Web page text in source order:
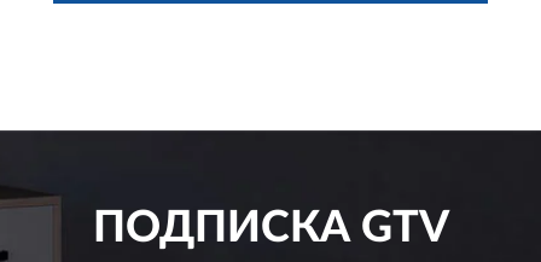
ПОДПИСКАGTV